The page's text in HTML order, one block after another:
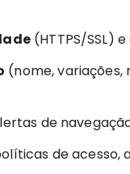
(HTTPS/SSL)
(nome,
de
de acesso,